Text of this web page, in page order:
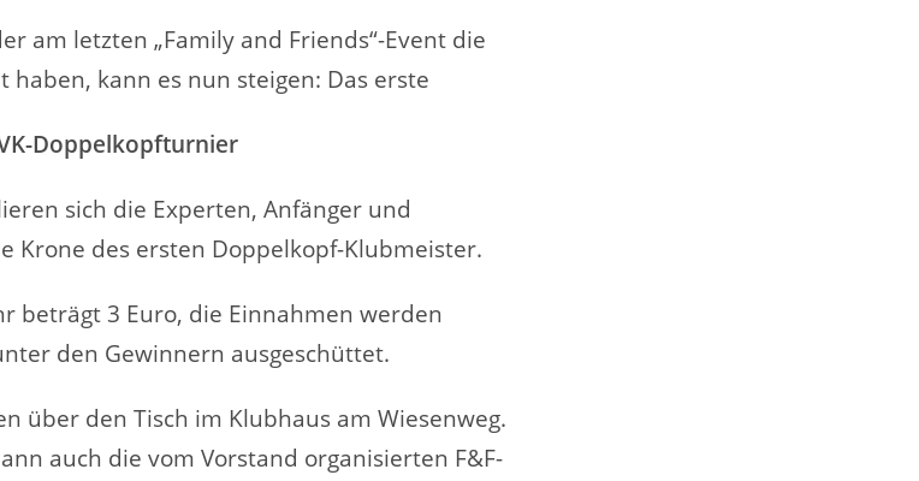
am letzten „Family and Friends“-Event die
haben, kann es nun steigen: Das erste
Doppelkopfturnier
sich die Experten, Anfänger und
Krone des ersten Doppelkopf-Klubmeister.
beträgt 3 Euro, die Einnahmen werden
den Gewinnern ausgeschüttet.
über den Tisch im Klubhaus am Wiesenweg.
auch die vom Vorstand organisierten F&F-